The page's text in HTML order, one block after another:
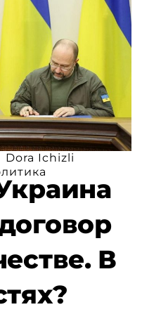
Dora Ichizli
В